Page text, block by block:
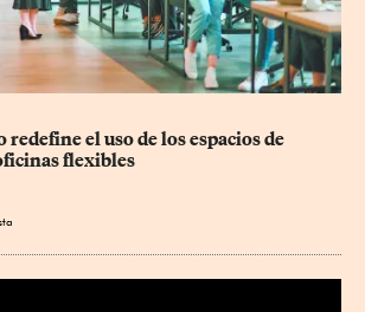
el uso de los espacios de
flexibles